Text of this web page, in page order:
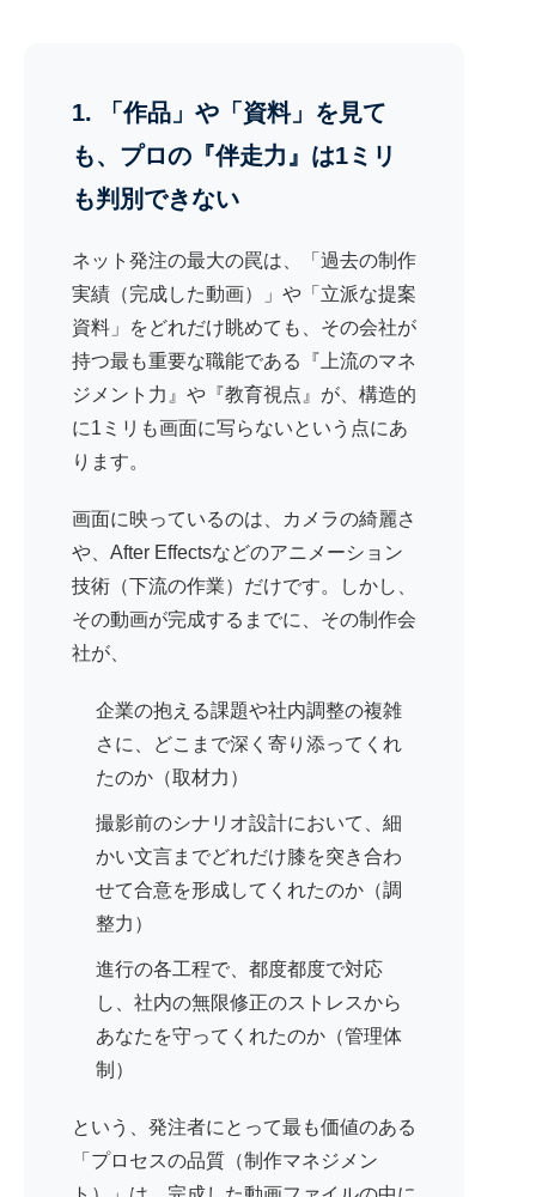
1. 「作品」や「資料」を見て
も、プロの『伴走力』は1ミリ
も判別できない
ネット発注の最大の罠は、「過去の制作
実績（完成した動画）」や「立派な提案
資料」をどれだけ眺めても、その会社が
持つ最も重要な職能である『上流のマネ
ジメント力』や『教育視点』が、構造的
に1ミリも画面に写らないという点にあ
ります。
画面に映っているのは、カメラの綺麗さ
や、After Effectsなどのアニメーション
技術（下流の作業）だけです。しかし、
その動画が完成するまでに、その制作会
社が、
企業の抱える課題や社内調整の複雑
さに、どこまで深く寄り添ってくれ
たのか（取材力）
撮影前のシナリオ設計において、細
かい文言までどれだけ膝を突き合わ
せて合意を形成してくれたのか（調
整力）
進行の各工程で、都度都度で対応
し、社内の無限修正のストレスから
あなたを守ってくれたのか（管理体
制）
という、発注者にとって最も価値のある
「プロセスの品質（制作マネジメン